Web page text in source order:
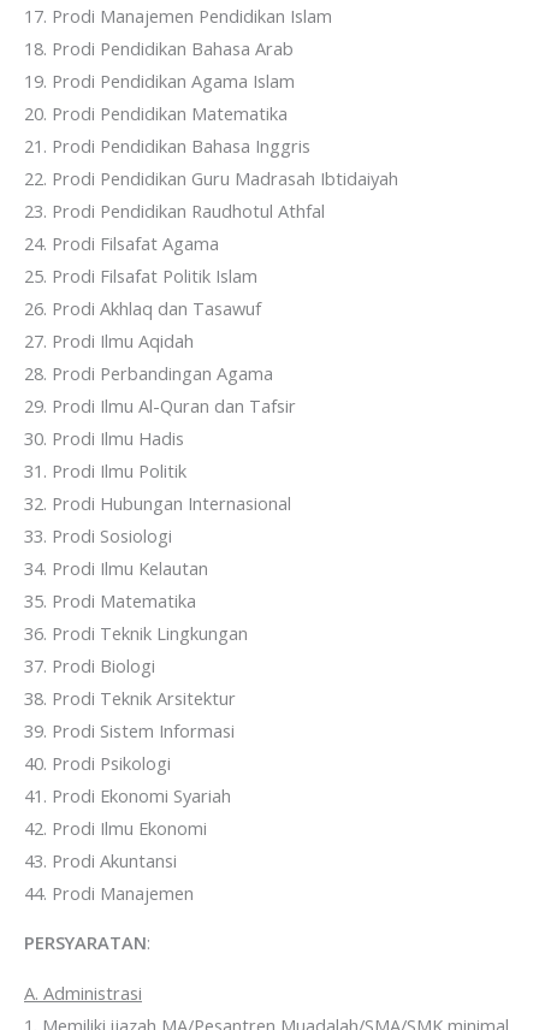
17. Prodi Manajemen Pendidikan Islam
18. Prodi Pendidikan Bahasa Arab
19. Prodi Pendidikan Agama Islam
20. Prodi Pendidikan Matematika
21. Prodi Pendidikan Bahasa Inggris
22. Prodi Pendidikan Guru Madrasah Ibtidaiyah
23. Prodi Pendidikan Raudhotul Athfal
24. Prodi Filsafat Agama
25. Prodi Filsafat Politik Islam
26. Prodi Akhlaq dan Tasawuf
27. Prodi Ilmu Aqidah
28. Prodi Perbandingan Agama
29. Prodi Ilmu Al-Quran dan Tafsir
30. Prodi Ilmu Hadis
31. Prodi Ilmu Politik
32. Prodi Hubungan Internasional
33. Prodi Sosiologi
34. Prodi Ilmu Kelautan
35. Prodi Matematika
36. Prodi Teknik Lingkungan
37. Prodi Biologi
38. Prodi Teknik Arsitektur
39. Prodi Sistem Informasi
40. Prodi Psikologi
41. Prodi Ekonomi Syariah
42. Prodi Ilmu Ekonomi
43. Prodi Akuntansi
44. Prodi Manajemen
PERSYARATAN:
A. Administrasi
1. Memiliki ijazah MA/Pesantren Muadalah/SMA/SMK minimal